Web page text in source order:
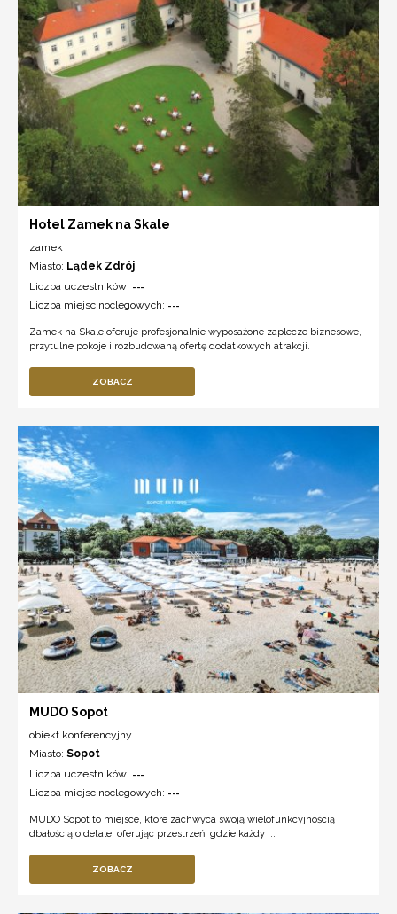
Hotel Zamek na Skale
zamek
Miasto: Lądek Zdrój
Liczba uczestników: ---
Liczba miejsc noclegowych: ---
Zamek na Skale oferuje profesjonalnie wyposażone zaplecze biznesowe,
przytulne pokoje i rozbudowaną ofertę dodatkowych atrakcji.
ZOBACZ
MUDO Sopot
obiekt konferencyjny
Miasto: Sopot
Liczba uczestników: ---
Liczba miejsc noclegowych: ---
MUDO Sopot to miejsce, które zachwyca swoją wielofunkcyjnością i
dbałością o detale, oferując przestrzeń, gdzie każdy ...
ZOBACZ